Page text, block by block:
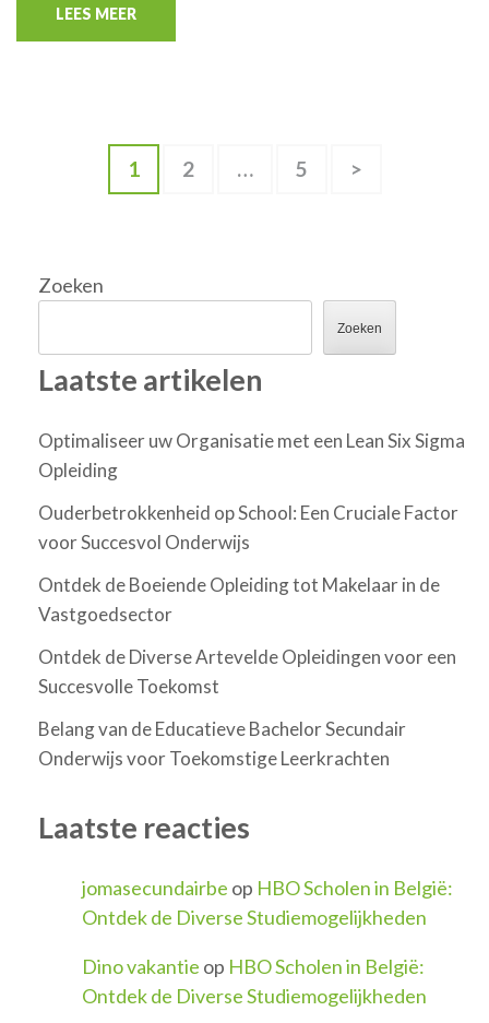
LEES MEER
BerichtenPagina
1 Pagina
2 … Pagina
5 >
Zoeken
Zoeken
Laatste artikelen
Optimaliseer uw Organisatie met een Lean Six Sigma
Opleiding
Ouderbetrokkenheid op School: Een Cruciale Factor
voor Succesvol Onderwijs
Ontdek de Boeiende Opleiding tot Makelaar in de
Vastgoedsector
Ontdek de Diverse Artevelde Opleidingen voor een
Succesvolle Toekomst
Belang van de Educatieve Bachelor Secundair
Onderwijs voor Toekomstige Leerkrachten
Laatste reacties
jomasecundairbe op HBO Scholen in België:
Ontdek de Diverse Studiemogelijkheden
Dino vakantie op HBO Scholen in België:
Ontdek de Diverse Studiemogelijkheden